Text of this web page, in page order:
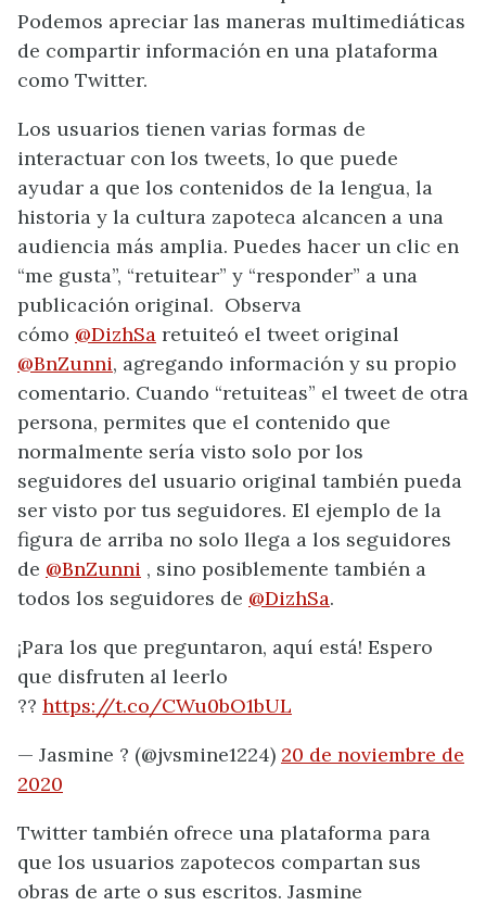
Podemos apreciar las maneras multimediáticas
de compartir información en una plataforma
como Twitter.
Los usuarios tienen varias formas de
interactuar con los tweets, lo que puede
ayudar a que los contenidos de la lengua, la
historia y la cultura zapoteca alcancen a una
audiencia más amplia. Puedes hacer un clic en
“me gusta”, “retuitear” y “responder” a una
publicación original. Observa
cómo @DizhSa retuiteó el tweet original
@BnZunni, agregando información y su propio
comentario. Cuando “retuiteas” el tweet de otra
persona, permites que el contenido que
normalmente sería visto solo por los
seguidores del usuario original también pueda
ser visto por tus seguidores. El ejemplo de la
figura de arriba no solo llega a los seguidores
de @BnZunni , sino posiblemente también a
todos los seguidores de @DizhSa.
¡Para los que preguntaron, aquí está! Espero
que disfruten al leerlo
?? https://t.co/CWu0bO1bUL
— Jasmine ? (@jvsmine1224) 20 de noviembre de
2020
Twitter también ofrece una plataforma para
que los usuarios zapotecos compartan sus
obras de arte o sus escritos. Jasmine